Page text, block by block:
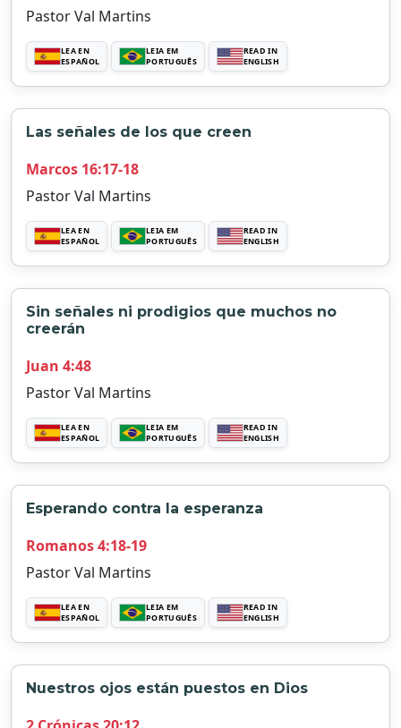
Pastor Val Martins
LEA EN
ESPAÑOL
LEIA EM
PORTUGUÊS
READ IN
ENGLISH
Las señales de los que creen
Marcos 16:17-18
Pastor Val Martins
LEA EN
ESPAÑOL
LEIA EM
PORTUGUÊS
READ IN
ENGLISH
Sin señales ni prodigios que muchos no
creerán
Juan 4:48
Pastor Val Martins
LEA EN
ESPAÑOL
LEIA EM
PORTUGUÊS
READ IN
ENGLISH
Esperando contra la esperanza
Romanos 4:18-19
Pastor Val Martins
LEA EN
ESPAÑOL
LEIA EM
PORTUGUÊS
READ IN
ENGLISH
Nuestros ojos están puestos en Dios